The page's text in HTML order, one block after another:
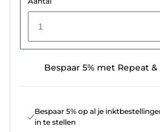
1
Bespaar 5% met Repeat &
Bespaar 5% op al je
in te stellen